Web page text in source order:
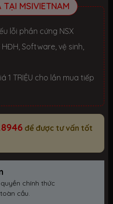
TẠI MSIVIETNAM
lỗi phần cứng NSX
Software, vệ sinh,
1 TRIỆU cho lần mua tiếp
để được tư vấn tốt
chính thức
cầu.